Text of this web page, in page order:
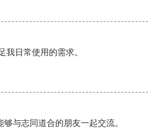
我日常使用的需求。
与志同道合的朋友一起交流。